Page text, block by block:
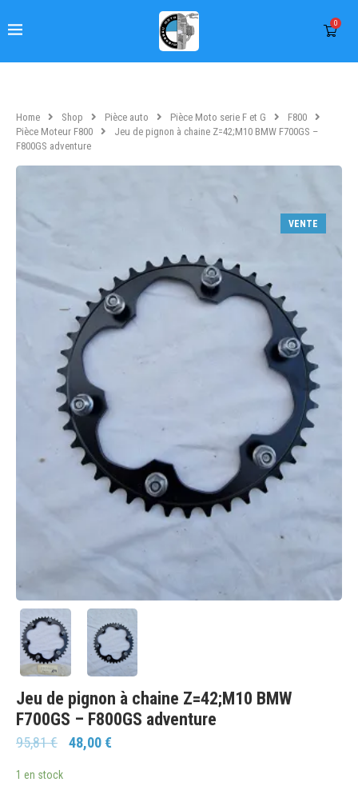
0
Home Shop Pièce auto Pièce Moto serie F et G
F800
Pièce Moteur F800
Jeu de pignon à chaine Z=42;M10 BMW F700GS –
F800GS adventure
VENTE
Jeu de pignon à chaine Z=42;M10 BMW
F700GS – F800GS adventure
95,81€ 48,00€
1 en stock